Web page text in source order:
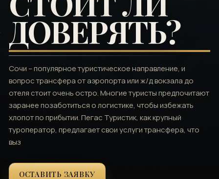
ДОВЕРЯТЬ?
Сочи – популярное туристическое направление, и
вопрос трансфера от аэропорта или ж/д вокзала до
отеля стоит очень остро. Многие туристы предпочитают
заранее позаботиться о логистике, чтобы избежать
хлопот по прибытии. Пегас Туристик, как крупный
туроператор, предлагает свои услуги трансфера, что
выз
ОСТАВИТЬ ЗАЯВКУ